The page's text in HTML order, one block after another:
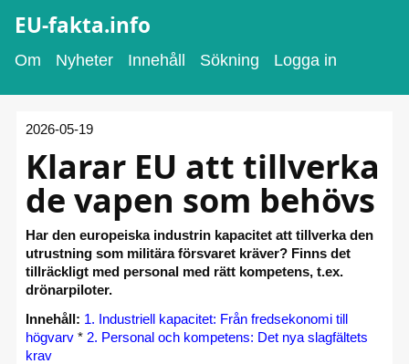
EU-fakta.info
Om Nyheter Innehåll Sökning Logga in
2026-05-19
Klarar EU att tillverka
de vapen som behövs
Har den europeiska industrin kapacitet att tillverka den
utrustning som militära försvaret kräver? Finns det
tillräckligt med personal med rätt kompetens, t.ex.
drönarpiloter.
Innehåll: 1. Industriell kapacitet: Från fredsekonomi till
högvarv * 2. Personal och kompetens: Det nya slagfältets
krav